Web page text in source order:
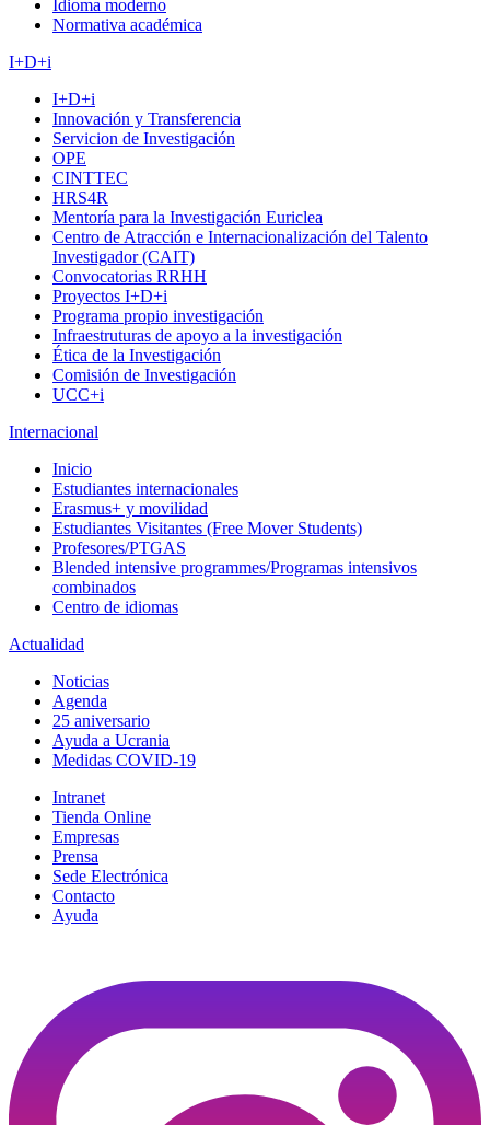
Idioma moderno
Normativa académica
I+D+i
I+D+i
Innovación y Transferencia
Servicion de Investigación
OPE
CINTTEC
HRS4R
Mentoría para la Investigación Euriclea
Centro de Atracción e Internacionalización del Talento
Investigador (CAIT)
Convocatorias RRHH
Proyectos I+D+i
Programa propio investigación
Infraestruturas de apoyo a la investigación
Ética de la Investigación
Comisión de Investigación
UCC+i
Internacional
Inicio
Estudiantes internacionales
Erasmus+ y movilidad
Estudiantes Visitantes (Free Mover Students)
Profesores/PTGAS
Blended intensive programmes/Programas intensivos
combinados
Centro de idiomas
Actualidad
Noticias
Agenda
25 aniversario
Ayuda a Ucrania
Medidas COVID-19
Intranet
Tienda Online
Empresas
Prensa
Sede Electrónica
Contacto
Ayuda